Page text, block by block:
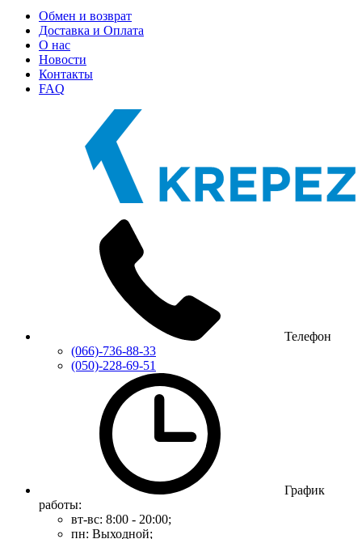
Обмен и возврат
Доставка и Оплата
О нас
Новости
Контакты
FAQ
Телефон
(066)-736-88-33
(050)-228-69-51
График
работы:
вт-вс: 8:00 - 20:00;
пн: Выходной;